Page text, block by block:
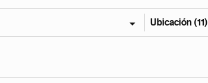
Ubicación (11)